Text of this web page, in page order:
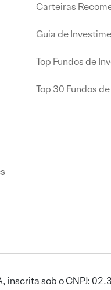
Carteiras
Guia de
Top Fundos de
Top 30 Fundos
inscrita sob o CNPJ: